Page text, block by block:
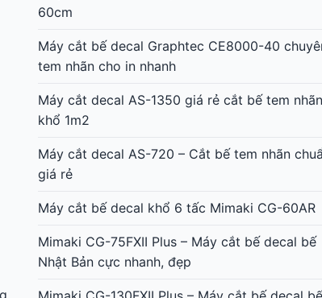
Máy cắt bế tem nhãn decal AST-1350 giá rẻ
Máy cắt bế decal Graphtec CE8000-130 khổ
1m3, 1m2
Máy cắt bế decal Graphtec CE8000-60 khổ
60cm
Máy cắt bế decal Graphtec CE8000-40
tem nhãn cho in nhanh
Máy cắt decal AS-1350 giá rẻ cắt bế tem nhãn
Máy cắt decal AS-720 – Cắt bế tem nhãn chuẩn